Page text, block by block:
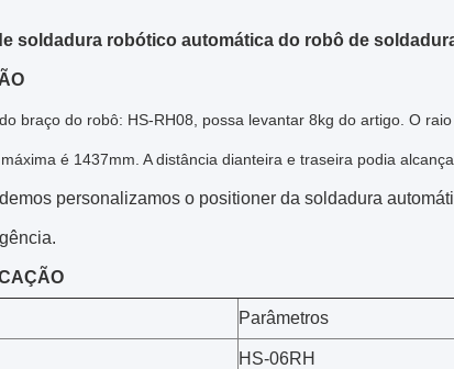
soldadura robótico automática do robô de
braço do robô: HS-RH08, possa levantar 8kg do artigo. O
é 1437mm. A distância dianteira e traseira podia
personalizamos o positioner da soldadura
Parâmetros
HS-06RH